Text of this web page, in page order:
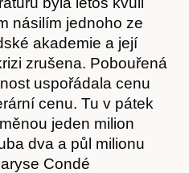
násilím jednoho ze
akademie a její
zrušena. Pobouřená
uspořádala cenu
cenu. Tu v pátek
jeden milion
dva a půl milionu
Condé